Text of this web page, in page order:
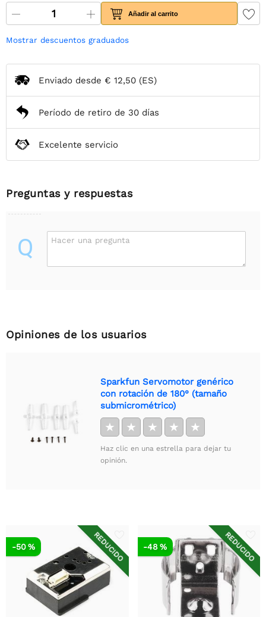
Añadir al carrito
Mostrar descuentos graduados
Enviado desde € 12,50 (ES)
Período de retiro de 30 días
Excelente servicio
Preguntas y respuestas
Q Hacer una pregunta
Opiniones de los usuarios
Sparkfun Servomotor genérico
con rotación de 180° (tamaño
submicrométrico)
★ ★ ★ ★ ★
Haz clic en una estrella para dejar tu
opinión.
REDUCIDO
-50 % REDUCIDO
-48 %